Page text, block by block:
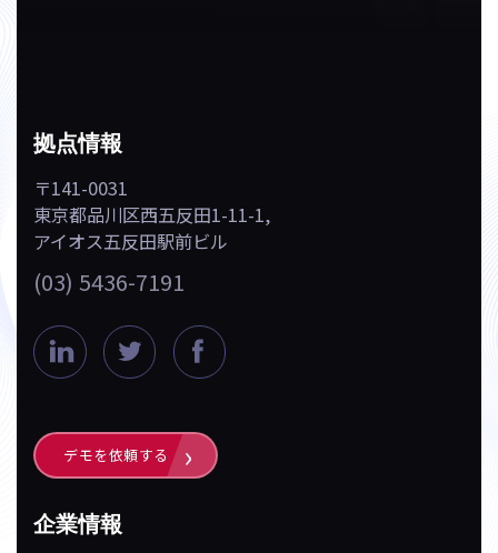
拠点情報
〒141-0031
東京都品川区西五反田1-11-1,
アイオス五反田駅前ビル
(03) 5436-7191
L
i
k
e
d
i
T
w
t
t
e
r
F
a
e
b
デモを依頼する
企業情報